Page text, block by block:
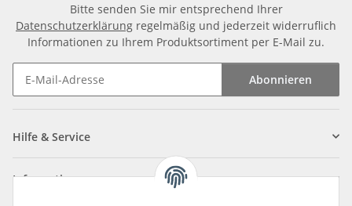
Bitte senden Sie mir entsprechend Ihrer
Datenschutzerklärung regelmäßig und jederzeit widerruflich
Informationen zu Ihrem Produktsortiment per E-Mail zu.
Abonnieren
Hilfe & Service
Informationen